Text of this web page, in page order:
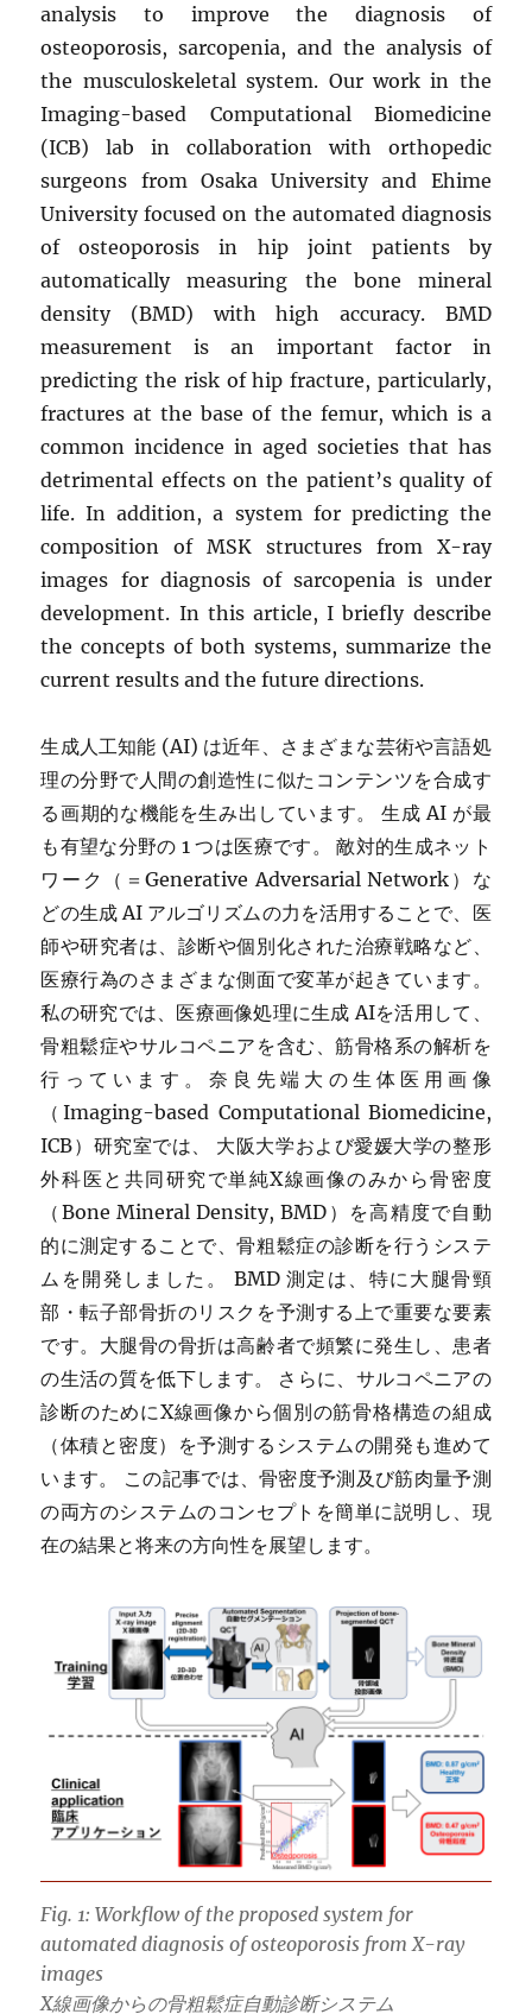
analysis to improve the diagnosis of
osteoporosis, sarcopenia, and the analysis of
the musculoskeletal system. Our work in the
Imaging-based Computational Biomedicine
(ICB) lab in collaboration with orthopedic
surgeons from Osaka University and Ehime
University focused on the automated diagnosis
of osteoporosis in hip joint patients by
automatically measuring the bone mineral
density (BMD) with high accuracy. BMD
measurement is an important factor in
predicting the risk of hip fracture, particularly,
fractures at the base of the femur, which is a
common incidence in aged societies that has
detrimental effects on the patient’s quality of
life. In addition, a system for predicting the
composition of MSK structures from X-ray
images for diagnosis of sarcopenia is under
development. In this article, I briefly describe
the concepts of both systems, summarize the
current results and the future directions.
生成人工知能 (AI) は近年、さまざまな芸術や言語処
理の分野で人間の創造性に似たコンテンツを合成す
る画期的な機能を生み出しています。 生成 AI が最
も有望な分野の 1 つは医療です。 敵対的生成ネット
ワーク（＝Generative Adversarial Network）な
どの生成 AI アルゴリズムの力を活用することで、医
師や研究者は、診断や個別化された治療戦略など、
医療行為のさまざまな側面で変革が起きています。
私の研究では、医療画像処理に生成 AIを活用して、
骨粗鬆症やサルコペニアを含む、筋骨格系の解析を
行っています。奈良先端大の生体医用画像
（Imaging-based Computational Biomedicine,
ICB）研究室では、 大阪大学および愛媛大学の整形
外科医と共同研究で単純X線画像のみから骨密度
（Bone Mineral Density, BMD）を高精度で自動
的に測定することで、骨粗鬆症の診断を行うシステ
ムを開発しました。 BMD 測定は、特に大腿骨頸
部・転子部骨折のリスクを予測する上で重要な要素
です。大腿骨の骨折は高齢者で頻繁に発生し、患者
の生活の質を低下します。 さらに、サルコペニアの
診断のためにX線画像から個別の筋骨格構造の組成
（体積と密度）を予測するシステムの開発も進めて
います。 この記事では、骨密度予測及び筋肉量予測
の両方のシステムのコンセプトを簡単に説明し、現
在の結果と将来の方向性を展望します。
Fig. 1: Workflow of the proposed system for
automated diagnosis of osteoporosis from X-ray
images
X線画像からの骨粗鬆症自動診断システム